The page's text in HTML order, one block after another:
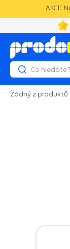
AKCE:
Žádný z produktů